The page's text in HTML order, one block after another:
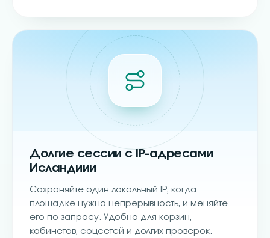
Долгие сессии с IP-адресами
Исландиии
Сохраняйте один локальный IP, когда
площадке нужна непрерывность, и меняйте
его по запросу. Удобно для корзин,
кабинетов, соцсетей и долгих проверок.